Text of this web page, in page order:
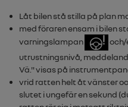
Låt bilen stå stilla på plan
med föraren ensam i bilen
varningslampan
och/
utrustningsnivå,
Vä. " visas på
vrid ratten helt åt vänster
slutet i ungefär en sekund